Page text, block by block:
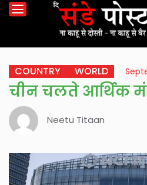
COUNTRY WORLD
चीन चलते आर्थिक
Neetu Titaan